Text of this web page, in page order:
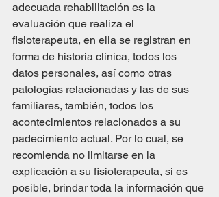
adecuada rehabilitación es la
evaluación que realiza el
fisioterapeuta, en ella se registran en
forma de historia clínica, todos los
datos personales, así como otras
patologías relacionadas y las de sus
familiares, también, todos los
acontecimientos relacionados a su
padecimiento actual. Por lo cual, se
recomienda no limitarse en la
explicación a su fisioterapeuta, si es
posible, brindar toda la información que